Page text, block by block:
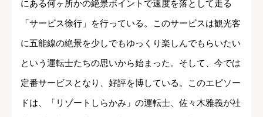
にある何ヶ所かの絶景ポイントで速度を落として走る
「サービス徐行」を行っている。このサービスは観光客
に五能線の絶景を少しでもゆっくり楽しんでもらいたい
という運転士たちの思いから始まった。そして、今では
定番サービスとなり、好評を博している。このエピソー
ドは、「リゾートしらかみ」の運転士、佐々木雅義が社